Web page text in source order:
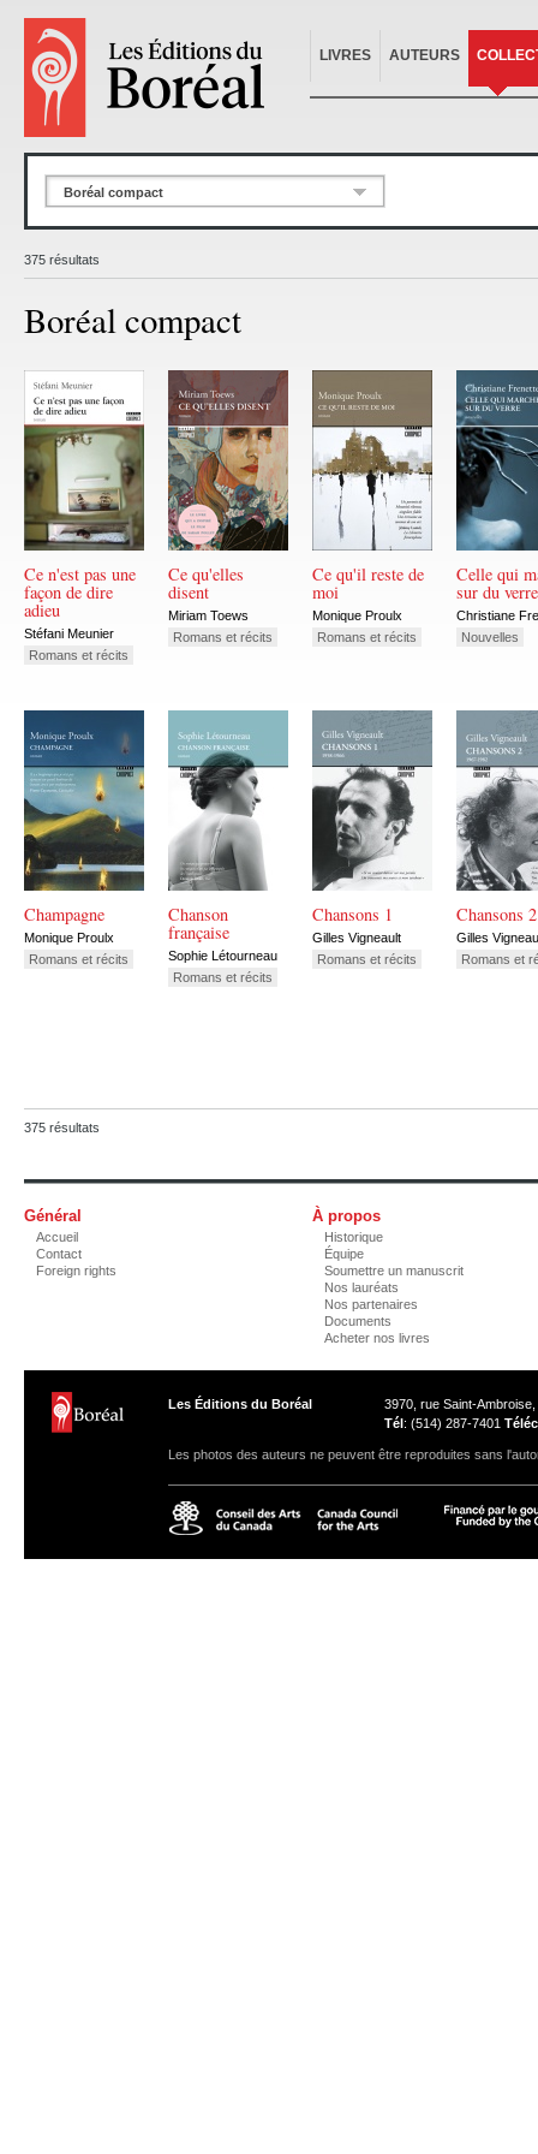
LIVRES AUTEURS
Boréal compact
375 résultats
Boréal compact
Ce n'est pas une
façon de dire
adieu
Stéfani Meunier
Romans et récits
Ce qu'elles
disent
Miriam Toews
Romans et récits
Ce qu'il reste de
moi
Monique Proulx
Romans et récits
Celle qui
sur du verre
Christiane
Nouvelles
Champagne
Monique Proulx
Romans et récits
Chanson
française
Sophie Létourneau
Romans et récits
Chansons 1
Gilles Vigneault
Romans et récits
Chansons 2
Gilles
Romans et
375 résultats
Général
Accueil
Contact
Foreign rights
À propos
Historique
Équipe
Soumettre un manuscrit
Nos lauréats
Nos partenaires
Documents
Acheter nos livres
Les Éditions du Boréal
3970, rue Saint-
Tél : (514) 287-7401 Téléc
Les photos des auteurs ne peuvent être reproduites sans